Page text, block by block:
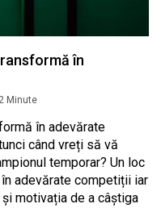
în
2 Minute
în adevărate
când vreți să vă
temporar? Un loc
adevărate competiții iar
motivația de a câștiga